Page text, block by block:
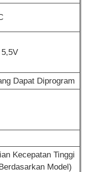
Dapat Diprogram
Kecepatan Tinggi
Model)